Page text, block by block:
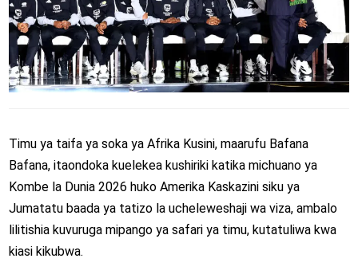
Timu ya taifa ya soka ya Afrika Kusini, maarufu Bafana
Bafana, itaondoka kuelekea kushiriki katika michuano ya
Kombe la Dunia 2026 huko Amerika Kaskazini siku ya
Jumatatu baada ya tatizo la ucheleweshaji wa viza, ambalo
lilitishia kuvuruga mipango ya safari ya timu, kutatuliwa kwa
kiasi kikubwa.